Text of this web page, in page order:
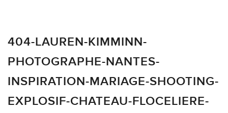
404-LAUREN-KIMMINN-
PHOTOGRAPHE-NANTES-
INSPIRATION-MARIAGE-SHOOTING-
EXPLOSIF-CHATEAU-FLOCELIERE-